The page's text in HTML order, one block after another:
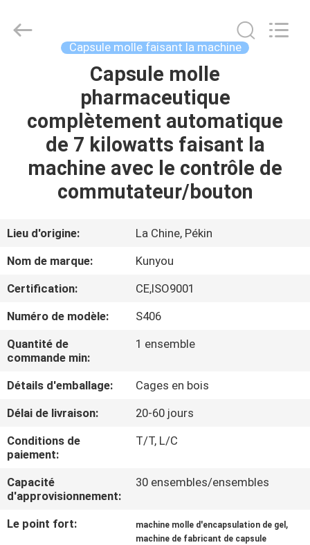
MAISON
PRODUITS
À
DE
NOUS
VISITE
DE
L'USINE
CONTRÔLE
DE
LA
QUALITÉ
Pharmatech
Capsule molle faisant la machine
Capsule molle
pharmaceutique
complètement automatique
de 7 kilowatts faisant la
machine avec le contrôle de
commutateur/bouton
Lieu d'origine:
La Chine, Pékin
Nom de marque:
Kunyou
Certification:
CE,ISO9001
Numéro de modèle:
S406
Quantité de
commande min:
1 ensemble
Détails d'emballage:
Cages en bois
Délai de livraison:
20-60 jours
Conditions de
paiement:
T/T, L/C
Capacité
d'approvisionnement:
30 ensembles/ensembles
Le point fort: machine molle d'encapsulation de gel ,
machine de fabricant de capsule